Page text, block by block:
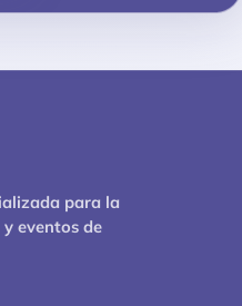
para la
eventos de